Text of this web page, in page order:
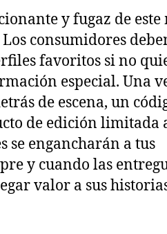
y fugaz de
consumidores
favoritos si no
especial. Una
de escena, un
de edición limitada
se engancharán a tus
y cuando las
valor a sus